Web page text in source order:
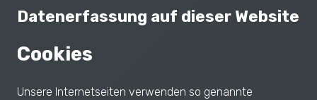
Datenerfassung auf dieser Website
Cookies
Unsere Internetseiten verwenden so genannte